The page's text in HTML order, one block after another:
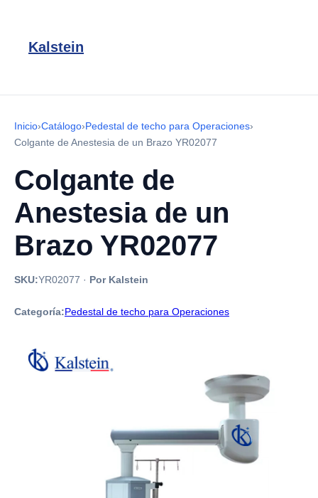
Kalstein
Inicio›Catálogo›Pedestal de techo para Operaciones›
Colgante de Anestesia de un Brazo YR02077
Colgante de
Anestesia de un
Brazo YR02077
SKU:YR02077 · Por Kalstein
Categoría:Pedestal de techo para Operaciones